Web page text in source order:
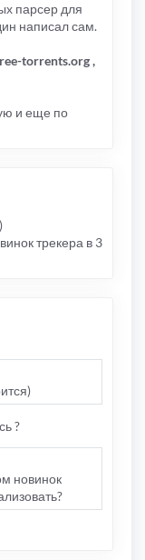
парсер для
написал сам.
torrents.org ,
и еще по
трекера в 3
?
новинок